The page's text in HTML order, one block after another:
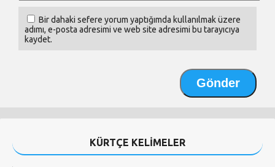
Bir dahaki sefere yorum yaptığımda kullanılmak üzere
adımı, e-posta adresimi ve web site adresimi bu tarayıcıya
kaydet.
KÜRTÇE KELİMELER